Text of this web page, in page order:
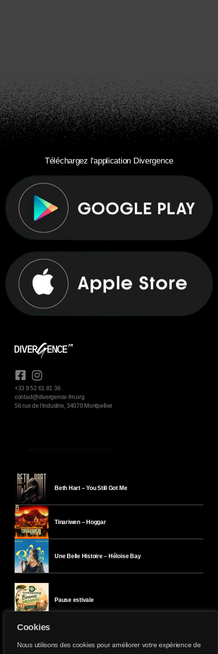
Cookies
Nous utilisons des cookies pour améliorer votre expérience de
Téléchargez l'application Divergence
+33 9 52 61 81 36
contact@divergence-fm.org
56 rue de l'industrie, 34070 Montpellier
Beth Hart – You Still Got Me
Tinariwen – Hoggar
Une Belle Histoire – Héloïse Bay
Pause estivale